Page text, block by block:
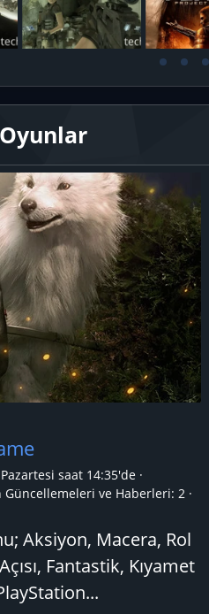
Pazartesi saat 14:35'de
Güncellemeleri ve Haberleri: 2
Aksiyon, Macera, Rol
Fantastik, Kıyamet